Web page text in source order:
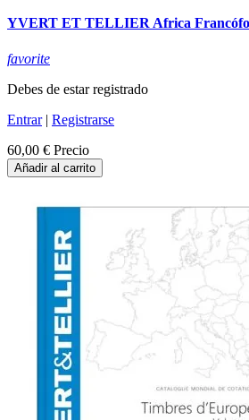
YVERT ET TELLIER Africa
favorite
Debes de estar registrado
Entrar| Registrarse
60,00 € Precio
Añadir al carrito